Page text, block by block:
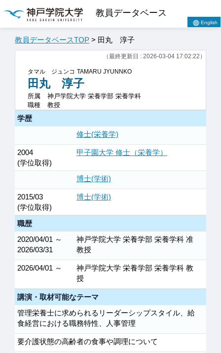
教員データベース
English
教員データベースTOP > 田丸 淳子
（最終更新日 : 2026-03-04 17:02:22）
タマル ジュンコ TAMARU JYUNNKO
田丸 淳子
所属
神戸学院大学 栄養学部 栄養学科
職種
教授
学歴
修士(栄養学)
2004
(学位取得)
甲子園大学 修士（栄養学）
博士(学術)
2015/03
(学位取得)
博士(学術)
職歴
2020/04/01 ～
2026/03/31
神戸学院大学 栄養学部 栄養学科 准
教授
2026/04/01 ～
神戸学院大学 栄養学部 栄養学科 教
授
講演・取材可能なテーマ
管理栄養士に求められるリーダーシップスタイル、給
食経営における職務特性、人事管理
要介護状態の高齢者の食事や調理について